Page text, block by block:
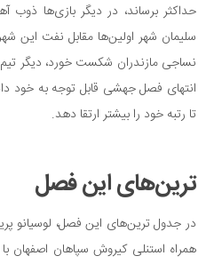
علمی
فناوری‌ها
نجوم و هوا فضا
زمین و محیط زیست
سرگرمی
دانستنی‌ها
بازی
حداکثر برساند، در دیگر بازی‌ها
سلیمان شهر اولین‌ها مقابل نفت این
نساجی مازندران شکست خورد، دیگر
تا رتبه خود را بیشتر ارتقا دهد.
ترین‌های این فصل
در جدول ترین‌های این فصل، لوسیانو